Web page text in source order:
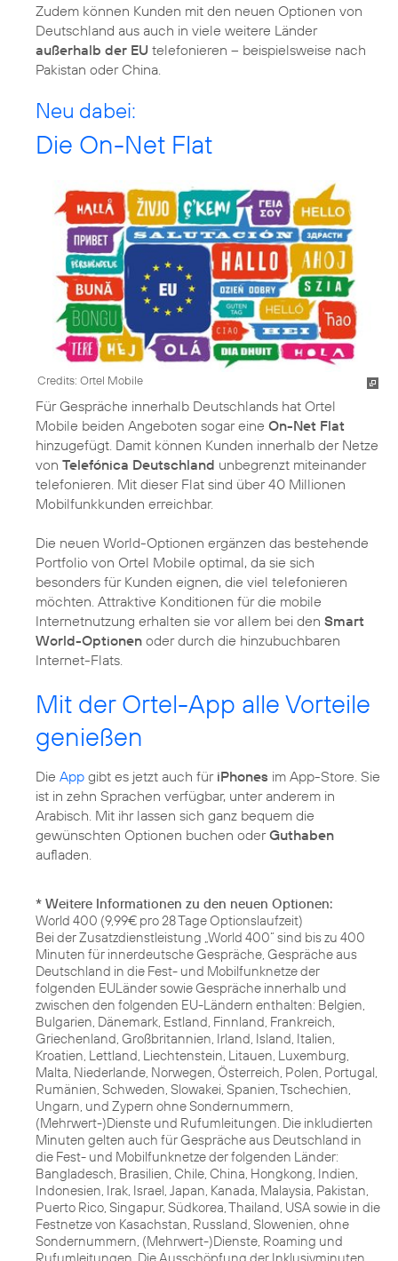
Zudem können Kunden mit den neuen Optionen von
Deutschland aus auch in viele weitere Länder
außerhalb der EU telefonieren – beispielsweise nach
Pakistan oder China.
Neu dabei:
Die On-Net Flat
Credits: Ortel Mobile
Für Gespräche innerhalb Deutschlands hat Ortel
Mobile beiden Angeboten sogar eine On-Net Flat
hinzugefügt. Damit können Kunden innerhalb der Netze
von Telefónica Deutschland unbegrenzt miteinander
telefonieren. Mit dieser Flat sind über 40 Millionen
Mobilfunkkunden erreichbar.
Die neuen World-Optionen ergänzen das bestehende
Portfolio von Ortel Mobile optimal, da sie sich
besonders für Kunden eignen, die viel telefonieren
möchten. Attraktive Konditionen für die mobile
Internetnutzung erhalten sie vor allem bei den Smart
World-Optionen oder durch die hinzubuchbaren
Internet-Flats.
Mit der Ortel-App alle Vorteile
genießen
Die App gibt es jetzt auch für iPhones im App-Store. Sie
ist in zehn Sprachen verfügbar, unter anderem in
Arabisch. Mit ihr lassen sich ganz bequem die
gewünschten Optionen buchen oderGuthaben
aufladen.
* Weitere Informationen zu den neuen Optionen:
World 400 (9,99€ pro 28 Tage Optionslaufzeit)
Bei der Zusatzdienstleistung „World 400“ sind bis zu 400
Minuten für innerdeutsche Gespräche, Gespräche aus
Deutschland in die Fest- und Mobilfunknetze der
folgenden EULänder sowie Gespräche innerhalb und
zwischen den folgenden EU-Ländern enthalten: Belgien,
Bulgarien, Dänemark, Estland, Finnland, Frankreich,
Griechenland, Großbritannien, Irland, Island, Italien,
Kroatien, Lettland, Liechtenstein, Litauen, Luxemburg,
Malta, Niederlande, Norwegen, Österreich, Polen, Portugal,
Rumänien, Schweden, Slowakei, Spanien, Tschechien,
Ungarn, und Zypern ohne Sondernummern,
(Mehrwert-)Dienste und Rufumleitungen. Die inkludierten
Minuten gelten auch für Gespräche aus Deutschland in
die Fest- und Mobilfunknetze der folgenden Länder:
Bangladesch, Brasilien, Chile, China, Hongkong, Indien,
Indonesien, Irak, Israel, Japan, Kanada, Malaysia, Pakistan,
Puerto Rico, Singapur, Südkorea, Thailand, USA sowie in die
Festnetze von Kasachstan, Russland, Slowenien, ohne
Sondernummern, (Mehrwert-)Dienste, Roaming und